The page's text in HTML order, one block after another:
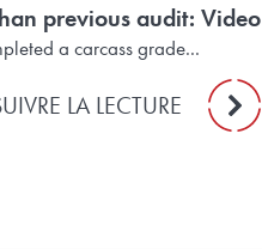
previous audit: Video
a carcass grade...
LA LECTURE